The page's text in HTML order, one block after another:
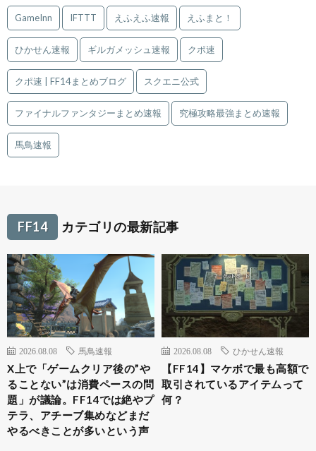
GameInn IFTTT えふえふ速報 えふまと！
ひかせん速報 ギルガメッシュ速報 クポ速
クポ速 | FF14まとめブログ スクエニ公式
ファイナルファンタジーまとめ速報 究極攻略最強まとめ速報
馬鳥速報
FF14 カテゴリの最新記事
2026.08.08 馬鳥速報
X上で「ゲームクリア後の”や
ることない”は消費ペースの問
題」が議論。FF14では絶やプ
テラ、アチーブ集めなどまだ
やるべきことが多いという声
2026.08.08 ひかせん速報
【FF14】マケボで最も高額で
取引されているアイテムって
何？